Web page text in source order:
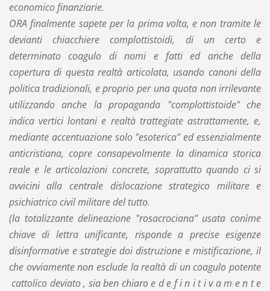
economico finanziarie.
ORA finalmente sapete per la prima volta, e non tramite le
devianti chiacchiere complottistoidi, di un certo e
determinato coagulo di nomi e fatti ed anche della
copertura di questa realtà articolata, usando canoni della
politica tradizionali, e proprio per una quota non irrilevante
utilizzando anche la propaganda "complottistoide" che
indica vertici lontani e realtà trattegiate astrattamente, e,
mediante accentuazione solo "esoterica" ed essenzialmente
anticristiana, copre consapevolmente la dinamica storica
reale e le articolazioni concrete, soprattutto quando ci si
avvicini alla centrale dislocazione strategico militare e
psichiatrico civil militare del tutto.
(la totalizzante delineazione "rosacrociana" usata conìme
chiave di lettra unificante, risponde a precise esigenze
disinformative e strategie doi distruzione e mistificazione, il
che ovviamente non esclude la realtà di un coagulo potente
cattolico deviato , sia ben chiaro e d e f i n i t i v a m e n t e